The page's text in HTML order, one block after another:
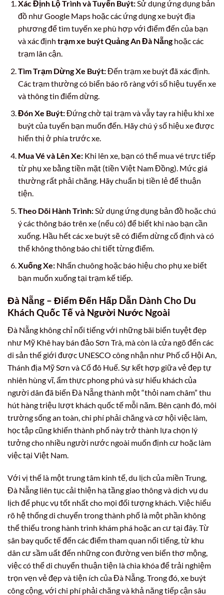
Xác Định Lộ Trình và Tuyến Buýt:Sử dụng ứng dụng bản
đồ như Google Maps hoặc các ứng dụng xe buýt địa
phương để tìm tuyến xe phù hợp với điểm đến của bạn
và xác định trạm xe buýt Quảng An Đà Nẵnghoặc các
trạm lân cận.
Tìm Trạm Dừng Xe Buýt:Đến trạm xe buýt đã xác định.
Các trạm thường có biển báo rõ ràng với số hiệu tuyến xe
và thông tin điểm dừng.
Đón Xe Buýt:Đứng chờ tại trạm và vẫy tay ra hiệu khi xe
buýt của tuyến bạn muốn đến. Hãy chú ý số hiệu xe được
hiển thị ở phía trước xe.
Mua Vé và Lên Xe:Khi lên xe, bạn có thể mua vé trực tiếp
từ phụ xe bằng tiền mặt (tiền Việt Nam Đồng). Mức giá
thường rất phải chăng. Hãy chuẩn bị tiền lẻ để thuận
tiện.
Theo Dõi Hành Trình:Sử dụng ứng dụng bản đồ hoặc chú
ý các thông báo trên xe (nếu có) để biết khi nào bạn cần
xuống. Hầu hết các xe buýt sẽ có điểm dừng cố định và có
thể không thông báo chi tiết từng điểm.
Xuống Xe:Nhấn chuông hoặc báo hiệu cho phụ xe biết
bạn muốn xuống tại trạm kế tiếp.
Đà Nẵng – Điểm Đến Hấp Dẫn Dành Cho Du
Khách Quốc Tế và Người Nước Ngoài
Đà Nẵng không chỉ nổi tiếng với những bãi biển tuyệt đẹp
như Mỹ Khê hay bán đảo Sơn Trà, mà còn là cửa ngõ đến các
di sản thế giới được UNESCO công nhận như Phố cổ Hội An,
Thánh địa Mỹ Sơn và Cố đô Huế. Sự kết hợp giữa vẻ đẹp tự
nhiên hùng vĩ, ẩm thực phong phú và sự hiếu khách của
người dân đã biến Đà Nẵng thành một “thỏi nam châm” thu
hút hàng triệu lượt khách quốc tế mỗi năm. Bên cạnh đó, môi
trường sống an toàn, chi phí phải chăng và cơ hội việc làm,
học tập cũng khiến thành phố này trở thành lựa chọn lý
tưởng cho nhiều người nước ngoài muốn định cư hoặc làm
việc tại Việt Nam.
Với vị thế là một trung tâm kinh tế, du lịch của miền Trung,
Đà Nẵng liên tục cải thiện hạ tầng giao thông và dịch vụ du
lịch để phục vụ tốt nhất cho mọi đối tượng khách. Việc hiểu
rõ hệ thống di chuyển trong thành phố là một phần không
thể thiếu trong hành trình khám phá hoặc an cư tại đây. Từ
sân bay quốc tế đến các điểm tham quan nổi tiếng, từ khu
dân cư sầm uất đến những con đường ven biển thơ mộng,
việc có thể di chuyển thuận tiện là chìa khóa để trải nghiệm
trọn vẹn vẻ đẹp và tiện ích của Đà Nẵng. Trong đó, xe buýt
công cộng, với chi phí phải chăng và khả năng tiếp cận sâu